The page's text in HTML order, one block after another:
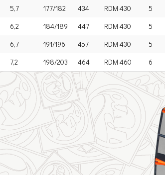
5,7 177/182 434 RDM 430 5
6,2 184/189 447 RDM 430 5
6,7 191/196 457 RDM 430 5
7,2 198/203 464 RDM 460 6